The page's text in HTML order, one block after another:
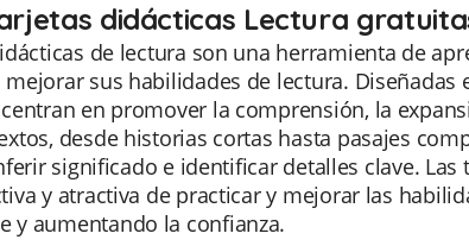
didácticas Lectura
de lectura son una herramienta de
sus habilidades de lectura.
en promover la comprensión, la
desde historias cortas hasta pasajes
significado e identificar detalles clave.
y atractiva de practicar y mejorar las
y aumentando la confianza.